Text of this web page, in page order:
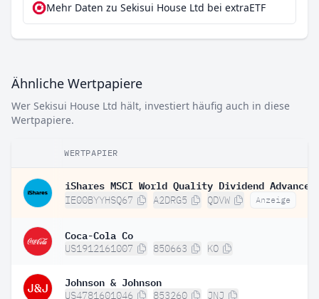
Mehr Daten zu Sekisui House Ltd bei extraETF
Ähnliche Wertpapiere
Wer Sekisui House Ltd hält, investiert häufig auch in diese
Wertpapiere.
WERTPAPIER
IE00BYYHSQ67 A2DRG5 QDVW Anzeige
Coca-Cola Co
US1912161007 850663 KO
Johnson & Johnson
US4781601046 853260 JNJ